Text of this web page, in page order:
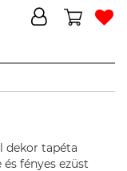
dekor tapéta
fényes ezüst